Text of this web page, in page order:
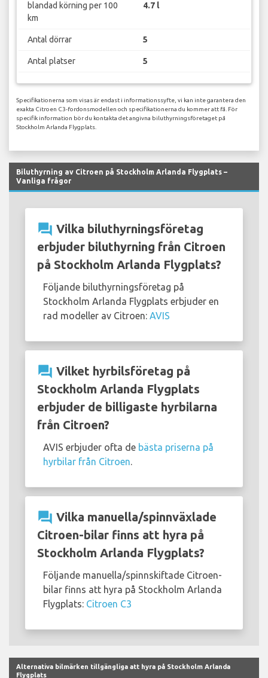
blandad körning per 100
km
4.7 l
Antal dörrar 5
Antal platser 5
Specifikationerna som visas är endast i informationssyfte, vi kan inte garantera den
exakta Citroen C3-fordonsmodellen och specifikationerna du kommer att få. För
specifik information bör du kontakta det angivna biluthyrningsföretaget på
Stockholm Arlanda Flygplats.
Biluthyrning av Citroen på Stockholm Arlanda Flygplats –
Vanliga frågor
question_answer Vilka biluthyrningsföretag
erbjuder biluthyrning från Citroen
på Stockholm Arlanda Flygplats?
Följande biluthyrningsföretag på
Stockholm Arlanda Flygplats erbjuder en
rad modeller av Citroen: AVIS
question_answer Vilket hyrbilsföretag på
Stockholm Arlanda Flygplats
erbjuder de billigaste hyrbilarna
från Citroen?
AVIS erbjuder ofta de bästa priserna på
hyrbilar från Citroen
question_answer Vilka manuella/spinnväxlade
Citroen-bilar finns att hyra på
Stockholm Arlanda Flygplats?
Följande manuella/spinnskiftade Citroen-
bilar finns att hyra på Stockholm Arlanda
Flygplats: Citroen C3
Alternativa bilmärken tillgängliga att hyra på Stockholm Arlanda
Flygplats